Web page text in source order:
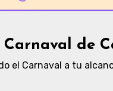
Carnaval de
el Carnaval a tu